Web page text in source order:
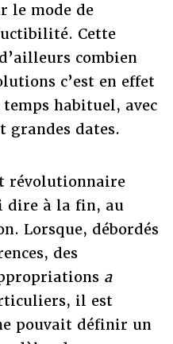
le mode de
Cette
combien
c’est en effet
habituel, avec
grandes dates.
révolutionnaire
dire à la fin, au
Lorsque, débordés
des
a
il est
pouvait définir un